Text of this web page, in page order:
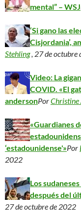
mental” – WSJ
‘Si gano las
Cisjordania’,
Stehling, 27 de octubre
Video: La
COVID. «El
andersonPorChristine
«Guardianes
‘estadounidense'»Por
2022
Los
después del
27 de octubre de 2022